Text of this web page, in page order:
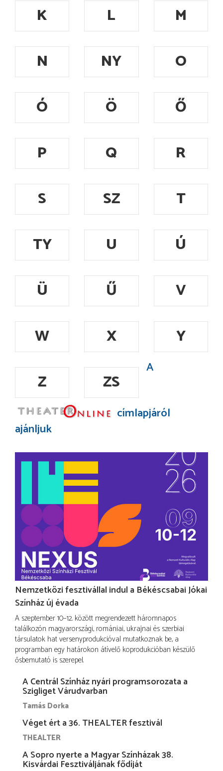
K L
M
N
NY
O
Ó
Ö
Ő
P
Q
R
S
SZ
T
TY
U
Ú
Ü
Ű
V
W
X
Y
Z
ZS
A
címlapjáról
ajánljuk
Nemzetközi fesztivállal indul a Békéscsabai Jókai
Színház új évada
A szeptember 10–12. között megrendezett háromnapos
találkozón magyarországi, romániai, ukrajnai és szerbiai
társulatok hat versenyprodukcióval mutatkoznak be, a
programban egy határokon átívelő koprodukcióban készülő
ősbemutató is szerepel.
A Centrál Színház nyári programsorozata a
Szigliget Várudvarban
Tamás Dorka
Véget ért a 36. THEALTER fesztivál
THEALTER
A Sopro nyerte a Magyar Színházak 38.
Kisvárdai Fesztiváljának fődíját